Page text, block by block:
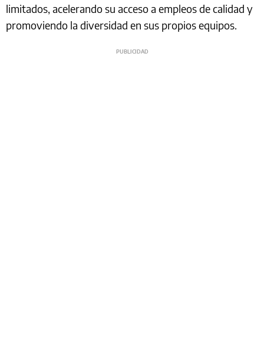
limitados, acelerando su acceso a empleos de calidad y
promoviendo la diversidad en sus propios equipos.